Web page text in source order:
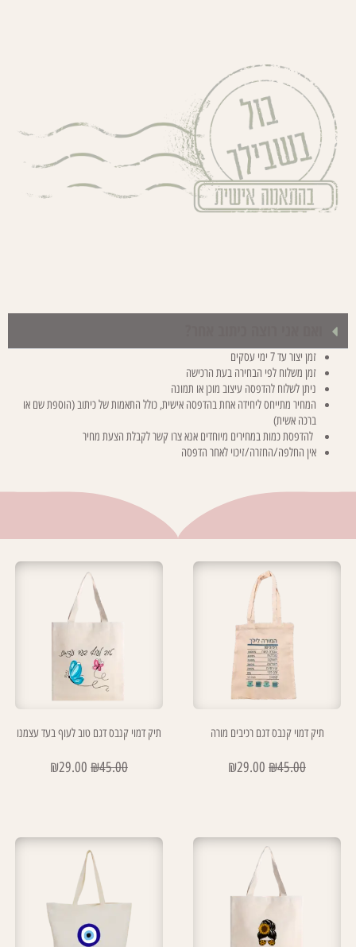
זמן יצור עד 7 ימי עסקים
זמן משלוח לפי הבחירה בעת הרכישה
ניתן לשלוח להדפסה עיצוב מוכן או תמונה
המחיר מתייחס ליחידה אחת בהדפסה אישית, כולל התאמות של כיתוב (הוספת שם או
ברכה אשית)
להדפסת כמות במחירים מיוחדים אנא צרו קשר לקבלת הצעת מחיר
אין החלפה/החזרה/זיכוי לאחר הדפסה
תיק דמוי קנבס דגם רכיבים מורה
₪45.00
₪29.00
תיק דמוי קנבס דגם טוב לעוף בעד עצמנו
₪45.00
₪29.00